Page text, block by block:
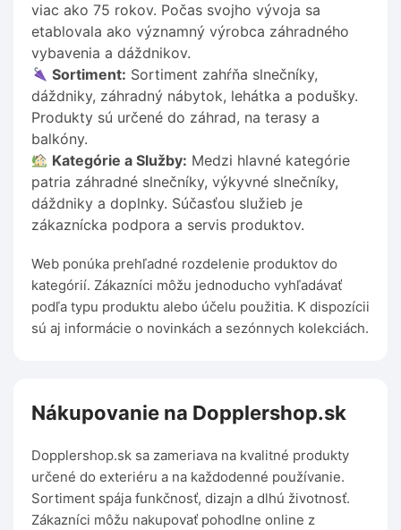
viac ako 75 rokov. Počas svojho vývoja sa
etablovala ako významný výrobca záhradného
vybavenia a dáždnikov.
Sortiment: Sortiment zahŕňa slnečníky,
dáždniky, záhradný nábytok, lehátka a podušky.
Produkty sú určené do záhrad, na terasy a
balkóny.
Kategórie a Služby: Medzi hlavné kategórie
patria záhradné slnečníky, výkyvné slnečníky,
dáždniky a doplnky. Súčasťou služieb je
zákaznícka podpora a servis produktov.
Web ponúka prehľadné rozdelenie produktov do
kategórií. Zákazníci môžu jednoducho vyhľadávať
podľa typu produktu alebo účelu použitia. K dispozícii
sú aj informácie o novinkách a sezónnych kolekciách.
Nákupovanie na Dopplershop.sk
Dopplershop.sk sa zameriava na kvalitné produkty
určené do exteriéru a na každodenné používanie.
Sortiment spája funkčnosť, dizajn a dlhú životnosť.
Zákazníci môžu nakupovať pohodlne online z